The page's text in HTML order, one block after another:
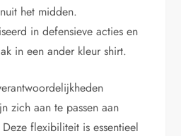
het midden.
in defensieve acties en
in een ander kleur shirt.
zich aan te passen aan
flexibiliteit is essentieel